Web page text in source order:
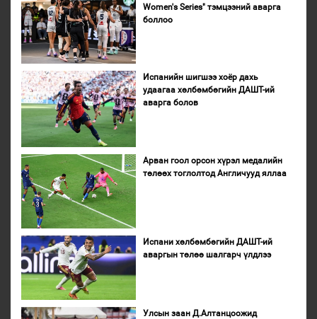
Women's Series" тэмцээний аварга
боллоо
Испанийн шигшээ хоёр дахь
удаагаа хөлбөмбөгийн ДАШТ-ий
аварга болов
Арван гоол орсон хүрэл медалийн
төлөөх тоглолтод Англичууд яллаа
Испани хөлбөмбөгийн ДАШТ-ий
аваргын төлөө шалгарч үлдлээ
Улсын заан Д.Алтанцоожид